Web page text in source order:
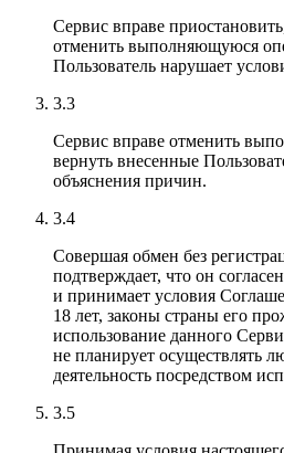
Сервис вправе
отменить выполняющуюся
Пользователь нарушает
3.3
Сервис вправе отменить
вернуть внесенные
объяснения причин.
3.4
Совершая обмен без
подтверждает, что он
и принимает условия
18 лет, законы страны его
использование данного
не планирует осуществлять
деятельность посредством
3.5